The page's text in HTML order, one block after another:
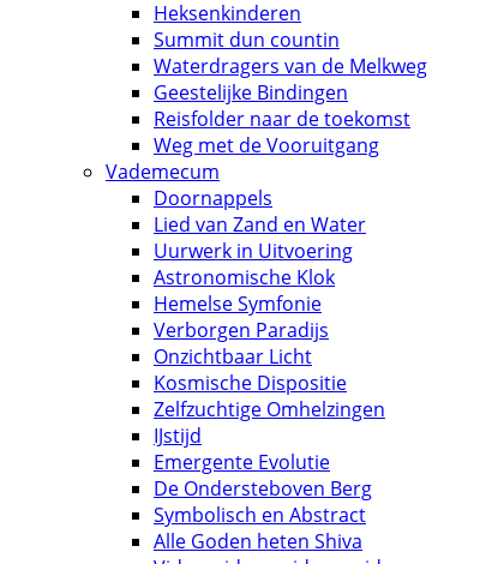
Heksenkinderen
Summit dun countin
Waterdragers van de Melkweg
Geestelijke Bindingen
Reisfolder naar de toekomst
Weg met de Vooruitgang
Vademecum
Doornappels
Lied van Zand en Water
Uurwerk in Uitvoering
Astronomische Klok
Hemelse Symfonie
Verborgen Paradijs
Onzichtbaar Licht
Kosmische Dispositie
Zelfzuchtige Omhelzingen
IJstijd
Emergente Evolutie
De Ondersteboven Berg
Symbolisch en Abstract
Alle Goden heten Shiva